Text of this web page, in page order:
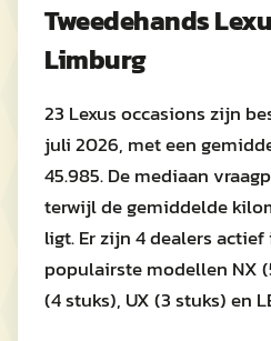
Tweedehands
Limburg
23 Lexus occasions zijn
juli 2026, met een
45.985. De mediaan
terwijl de gemiddelde
ligt. Er zijn 4 dealers
populairste modellen NX
(4 stuks), UX (3 stuks) en